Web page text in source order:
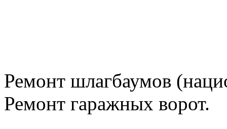
Ремонт шлагбаумов
Ремонт гаражных ворот.